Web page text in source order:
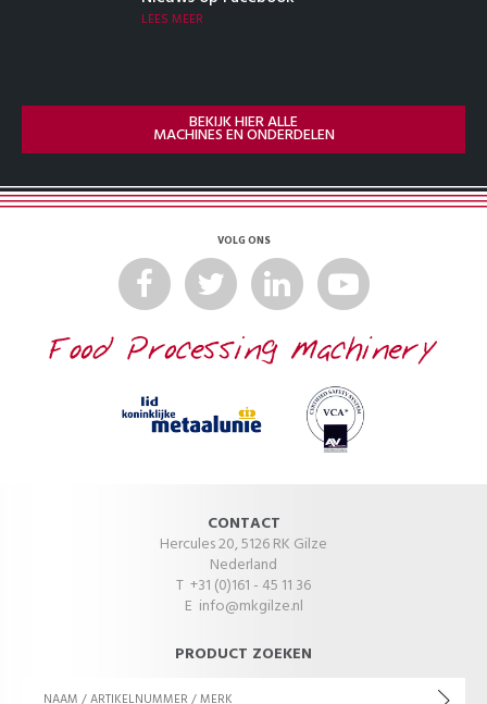
LEES MEER
BEKIJK HIER ALLE
MACHINES EN ONDERDELEN
VOLG ONS
CONTACT
Hercules 20, 5126 RK Gilze
Nederland
T +31 (0)161 - 45 11 36
E info@mkgilze.nl
PRODUCT ZOEKEN